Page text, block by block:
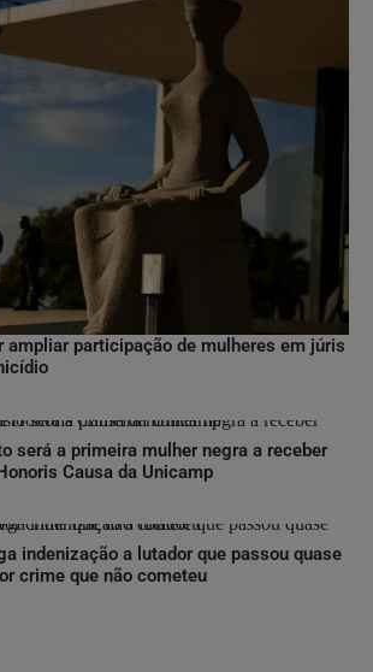
ampliar participação de mulheres em júris
será a primeira mulher negra a receber
Causa da Unicamp
indenização a lutador que passou quase
crime que não cometeu